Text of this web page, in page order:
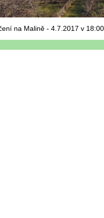
na Malině - 4.7.2017 v